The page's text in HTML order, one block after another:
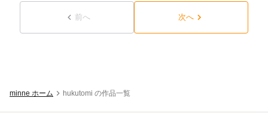
前へ 次へ
minne ホーム hukutomi の作品一覧